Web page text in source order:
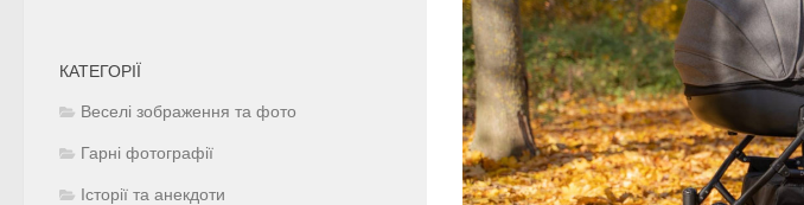
КАТЕГОРІЇ
Веселі зображення та фото
Гарні фотографії
Історії та анекдоти